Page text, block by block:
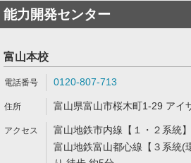
能力開発センター
富山本校
0120-807-713
富山県富山市桜木町1-29 アイ
富山地鉄市内線【１・２系統
富山地鉄富山都心線【３系統(